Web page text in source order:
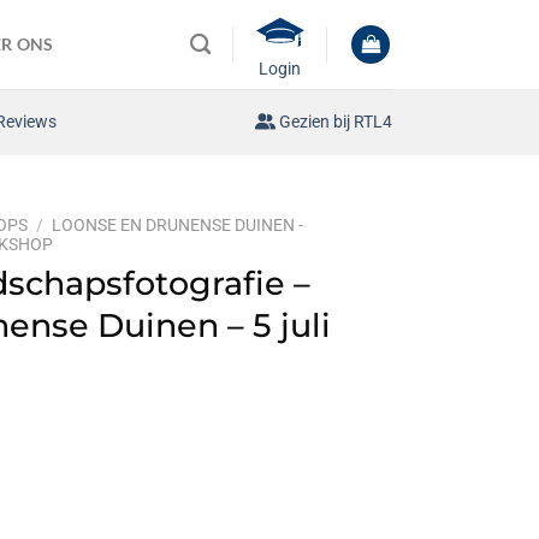
ONS
Login
Gezien bij RTL4
/ LOONSE EN DRUNENSE DUINEN -
–
Duinen – 5 juli